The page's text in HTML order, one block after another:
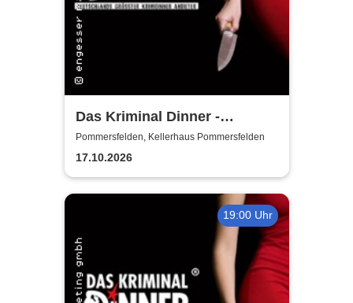
Das Kriminal Dinner -
Testament à la Carte
Pommersfelden, Kellerhaus Pommersfelden
17.10.2026
19:00 Uhr